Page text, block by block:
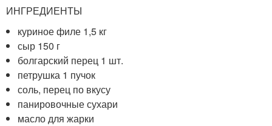
ИНГРЕДИЕНТЫ
куриное филе 1,5 кг
сыр 150 г
болгарский перец 1 шт.
петрушка 1 пучок
соль, перец по вкусу
панировочные сухари
масло для жарки